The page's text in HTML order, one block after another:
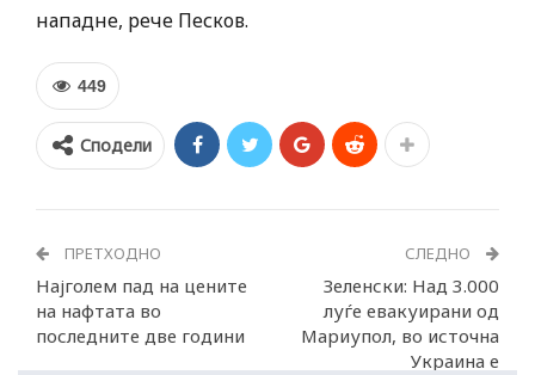
нападне, рече Песков.
449
Сподели
ПРЕТХОДНО
Најголем пад на цените
на нафтата во
последните две години
СЛЕДНО
Зеленски: Над 3.000
луѓе евакуирани од
Мариупол, во источна
Украина е